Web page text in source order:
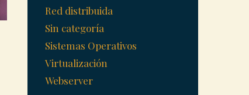
Red distribuida
Sin categoría
Sistemas Operativos
Virtualización
Webserver